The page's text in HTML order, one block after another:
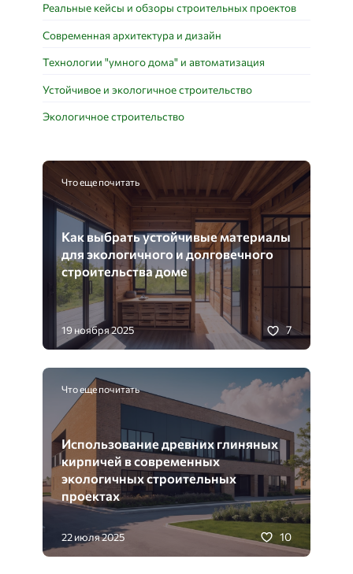
Реальные кейсы и обзоры строительных проектов
Современная архитектура и дизайн
Технологии "умного дома" и автоматизация
Устойчивое и экологичное строительство
Экологичное строительство
Что еще почитать
Как выбрать устойчивые материалы
для экологичного и долговечного
строительства доме
19 ноября 2025 7
Что еще почитать
Использование древних глиняных
кирпичей в современных
экологичных строительных
проектах
22 июля 2025 10